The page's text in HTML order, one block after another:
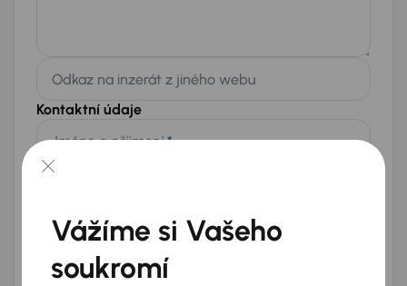
Odkaz na inzerát z jiného webu
Kontaktní údaje
Jméno a příjmení*
+420
E-mail*
Přeji si dostávat informace o atraktivních slevových
nabídkách
Vážíme si Vašeho
soukromí